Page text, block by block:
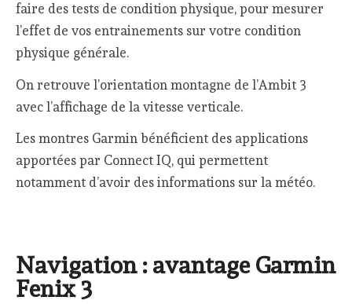
faire des tests de condition physique, pour mesurer
l’effet de vos entrainements sur votre condition
physique générale.
On retrouve l’orientation montagne de l’Ambit 3
avec l’affichage de la vitesse verticale.
Les montres Garmin bénéficient des applications
apportées par Connect IQ, qui permettent
notamment d’avoir des informations sur la météo.
Navigation : avantage Garmin
Fenix 3